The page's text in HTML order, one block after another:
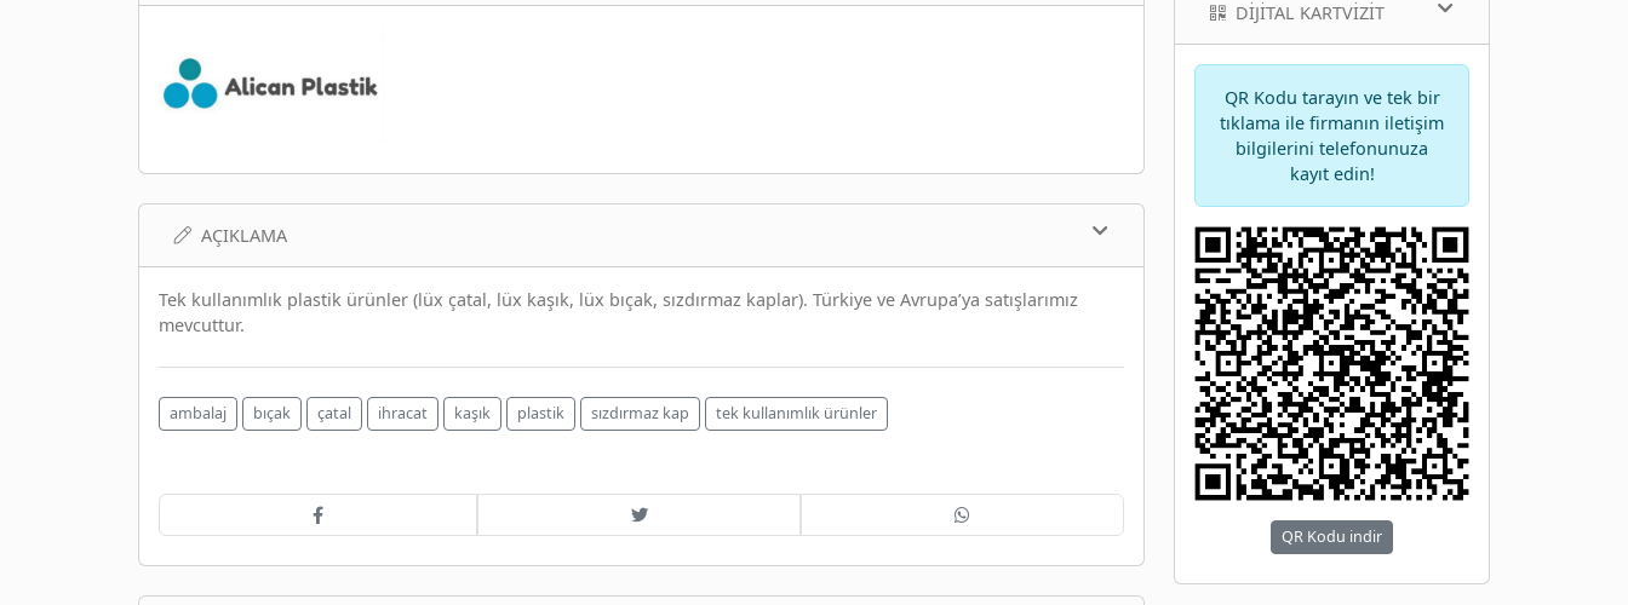
AÇIKLAMA
Tek kullanımlık plastik ürünler (lüx çatal, lüx kaşık, lüx bıçak, sızdırmaz kaplar). Türkiye ve Avrupa’ya satışlarımız
mevcuttur.
ambalaj bıçak çatal ihracat kaşık plastik sızdırmaz kap tek kullanımlık ürünler
DIJITAL KARTVIZIT
QR Kodu tarayın ve tek bir
tıklama ile firmanın iletişim
bilgilerini telefonunuza
kayıt edin!
QR Kodu indir